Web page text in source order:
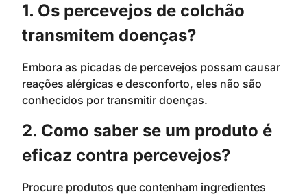
1. Os percevejos de colchão
transmitem doenças?
Embora as picadas de percevejos possam causar
reações alérgicas e desconforto, eles não são
conhecidos por transmitir doenças.
2. Como saber se um produto é
eficaz contra percevejos?
Procure produtos que contenham ingredientes